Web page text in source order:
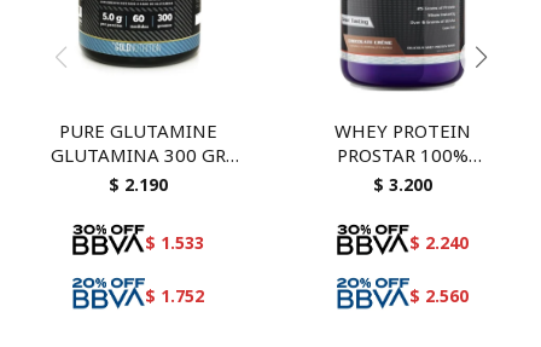
PURE GLUTAMINE
GLUTAMINA 300 GR
GOLD NUTRITION
$ 2.190
$ 1.533
$ 1.752
WHEY PROTEIN
PROSTAR 100%
ULTIMATE NUTRITION
$ 3.200
$ 2.240
$ 2.560